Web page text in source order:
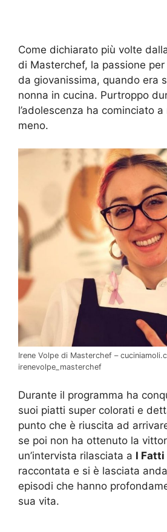
Come dichiarato più volte
di Masterchef, la passione
da giovanissima, quando era
nonna in cucina. Purtroppo
l’adolescenza ha cominciato
meno.
Irene Volpe di Masterchef –
irenevolpe_masterchef
Durante il programma ha
suoi piatti super colorati e
punto che è riuscita ad
se poi non ha ottenuto la
un’intervista rilasciata a I
raccontata e si è lasciata
episodi che hanno
sua vita.